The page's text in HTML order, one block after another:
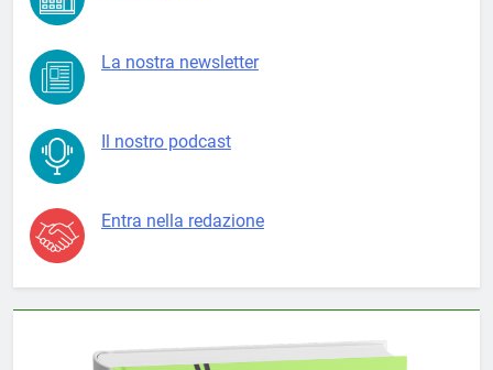
La nostra newsletter
Il nostro podcast
Entra nella redazione